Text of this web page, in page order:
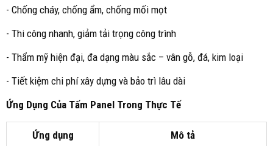
- Chống cháy, chống ẩm, chống mối mọt
- Thi công nhanh, giảm tải trọng công trình
- Thẩm mỹ hiện đại, đa dạng màu sắc – vân gỗ, đá, kim loại
- Tiết kiệm chi phí xây dựng và bảo trì lâu dài
Ứng Dụng Của Tấm Panel Trong Thực Tế
Ứng dụng Mô tả